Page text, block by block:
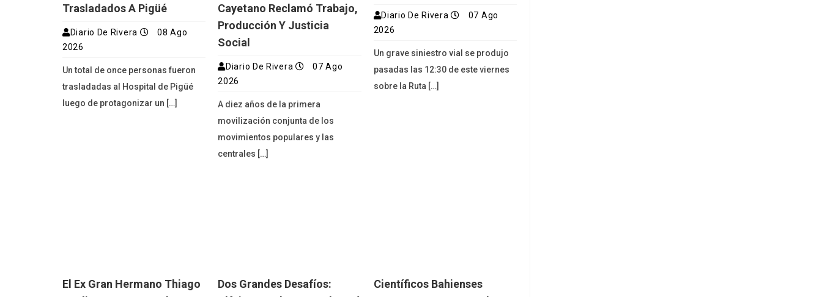
Trasladados A Pigüé
Diario De Rivera
08 Ago
2026
Un total de once personas fueron
trasladadas al Hospital de Pigüé
luego de protagonizar un […]
Cayetano Reclamó Trabajo,
Producción Y Justicia
Social
Diario De Rivera
07 Ago
2026
A diez años de la primera
movilización conjunta de los
movimientos populares y las
centrales […]
Diario De Rivera
07 Ago
2026
Un grave siniestro vial se produjo
pasadas las 12:30 de este viernes
sobre la Ruta […]
El Ex Gran Hermano Thiago
Dos Grandes Desafíos:
Científicos Bahienses